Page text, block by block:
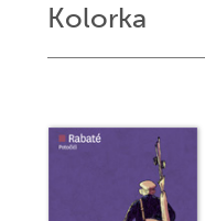
Kolorka